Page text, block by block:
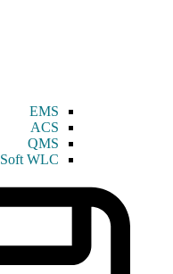
EMS
ACS
QMS
Soft WLC